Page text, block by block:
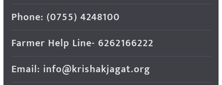
Phone: (0755) 4248100
Farmer Help Line- 6262166222
Email: info@krishakjagat.org